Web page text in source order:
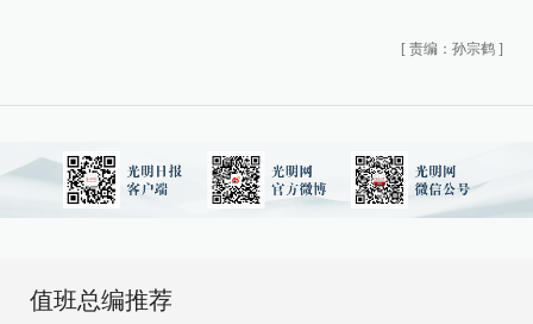
[ 责编：孙宗鹤 ]
值班总编推荐